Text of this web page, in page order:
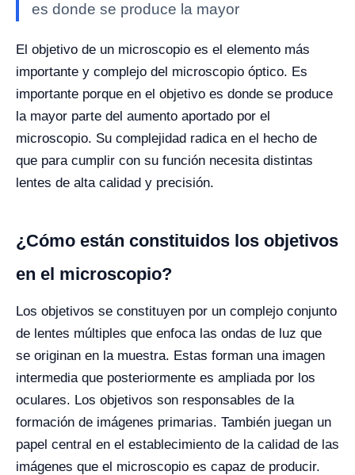
es donde se produce la mayor
El objetivo de un microscopio es el elemento más
importante y complejo del microscopio óptico. Es
importante porque en el objetivo es donde se produce
la mayor parte del aumento aportado por el
microscopio. Su complejidad radica en el hecho de
que para cumplir con su función necesita distintas
lentes de alta calidad y precisión.
¿Cómo están constituidos los objetivos
en el microscopio?
Los objetivos se constituyen por un complejo conjunto
de lentes múltiples que enfoca las ondas de luz que
se originan en la muestra. Estas forman una imagen
intermedia que posteriormente es ampliada por los
oculares. Los objetivos son responsables de la
formación de imágenes primarias. También juegan un
papel central en el establecimiento de la calidad de las
imágenes que el microscopio es capaz de producir.